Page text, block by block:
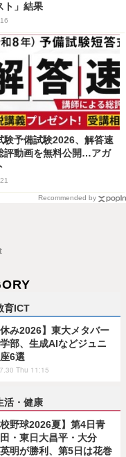
ト」結果
験予備試験2026、解答速
評動画を無料公開…アガ
Recommended by
育ICT
休み2026】東大メタバー
部、生成AIなどジュニ
6選
Thu 11:15
活・健康
校野球2026夏】第4日青
・東日大昌平・大分
明が勝利、第5日は花巻